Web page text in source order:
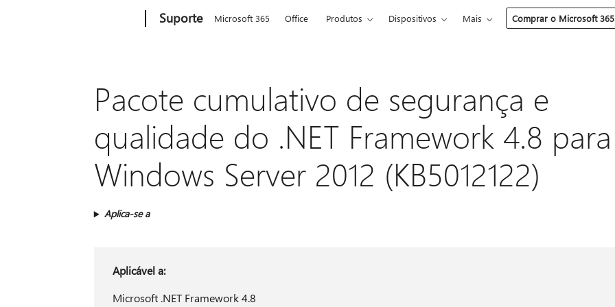
Suporte Microsoft 365 Office Produtos Dispositivos Mais Comprar o Microsoft 365
Pacote cumulativo de segurança e
qualidade do .NET Framework 4.8 para
Windows Server 2012 (KB5012122)
Aplica-se a
Aplicável a:
Microsoft .NET Framework 4.8